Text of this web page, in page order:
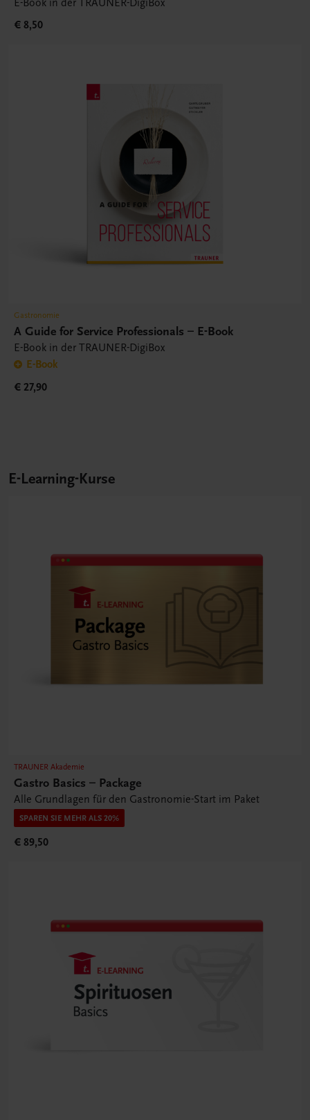
E-Book in der TRAUNER-DigiBox
€ 8,50
Gastronomie
A Guide for Service Professionals – E-Book
E-Book in der TRAUNER-DigiBox
E-Book
€ 27,90
E-Learning-Kurse
TRAUNER Akademie
Gastro Basics – Package
Alle Grundlagen für den Gastronomie-Start im Paket
SPAREN SIE MEHR ALS 20%
€ 89,50